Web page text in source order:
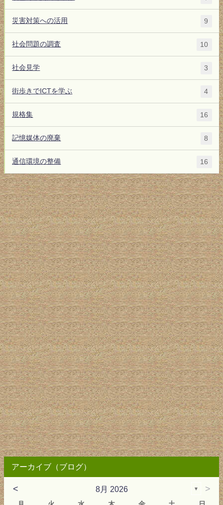
災害対策への活用 9
社会問題の調査 10
社会見学 3
街歩きでICTを学ぶ 4
規格集 16
記憶媒体の廃棄 8
通信環境の整備 16
アーカイブ（ブログ）
< 8月 2026 ▼ >